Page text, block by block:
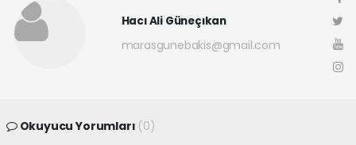
Hacı Ali Güneçıkan
marasgunebakis@gmail.com
Okuyucu Yorumları (0)